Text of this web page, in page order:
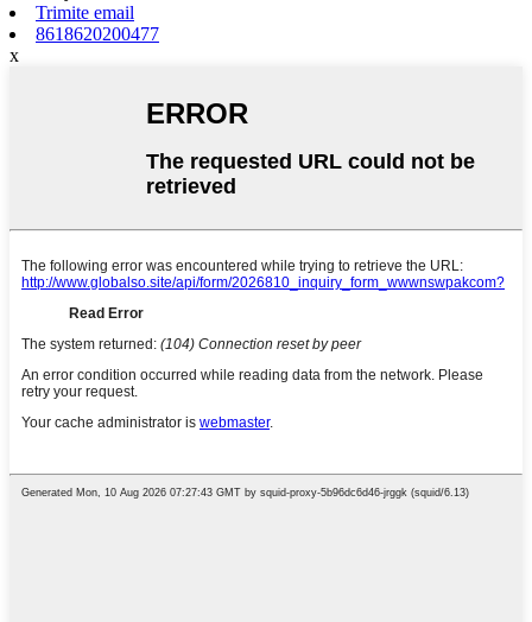
Trimite email
8618620200477
x